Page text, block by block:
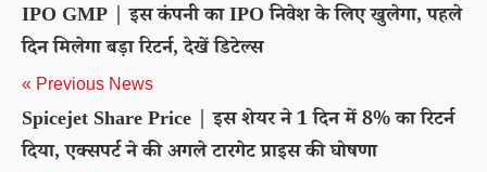
IPO GMP | इस कंपनी का IPO निवेश के लिए खुलेगा, पहले
दिन मिलेगा बड़ा रिटर्न, देखें डिटेल्स
« Previous News
Spicejet Share Price | इस शेयर ने 1 दिन में 8% का रिटर्न
दिया, एक्सपर्ट ने की अगले टारगेट प्राइस की घोषणा